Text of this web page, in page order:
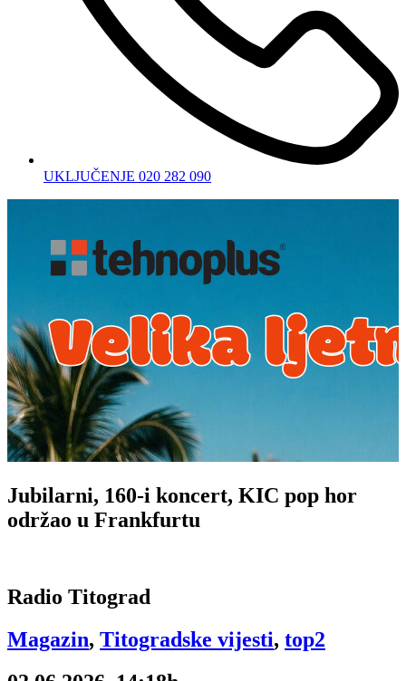
UKLJUČENJE 020 282 090
Jubilarni, 160-i koncert, KIC pop hor
održao u Frankfurtu
Radio Titograd
Magazin, Titogradske vijesti, top2